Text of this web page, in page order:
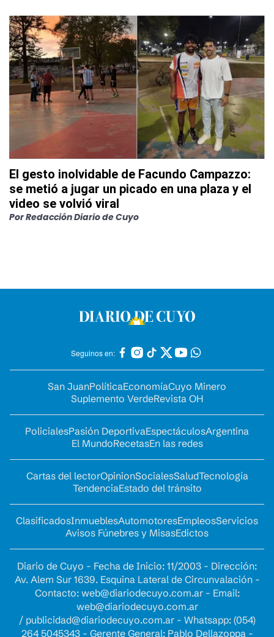
El gesto inolvidable de Facundo Campazzo:
se metió a jugar un picado en una plaza y el
video se volvió viral
PorRedacción Diario de Cuyo
Seguinos en:
San JuanPolíticaEconomíaCuyo Minero
Suplemento VerdeRevista OH
PolicialesPasión DeportivaEspectáculosArgentina
El MundoRecetasEn las redes
Cartas del lectorOpinionSocialesSaludTecnología
TendenciaEstado del tránsito
ClasificadosInmueblesAutomotoresEmpleosServicios
Avisos Fúnebres y MisasEdictos
Diario de Cuyo - Fecha de Inicio: 11/2003 - Dirección:
Av. Alem Sur 1639. Esquina Lateral de Circunvalación -
Contacto: web@diariodecuyo.com.ar- Email:
web@diariodecuyo.com.ar
/ publicidad@diariodecuyo.com.ar- Whatsapp: (054)
264 5045343 - Gerente General: Pablo Dellazoppa -